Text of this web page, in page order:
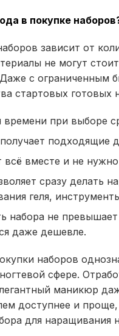
в покупке
зависит от
не могут
Даже с ограниченным
стартовых готовых
времени при выборе
получает подходящие
всё вместе и не
сразу делать
геля,
набора не
даже дешевле.
наборов
сфере.
маникюр
доступнее и проще,
для наращивания